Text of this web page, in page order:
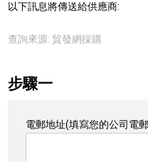
以下訊息將傳送給供應商:
查詢來源: 貿發網採購
步驟一
電郵地址(填寫您的公司電